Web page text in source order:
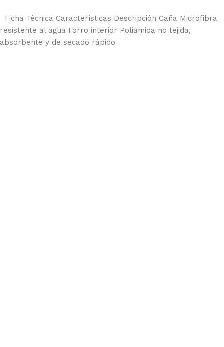
Ficha Técnica Características Descripción Caña Microfibra
resistente al agua Forro interior Poliamida no tejida,
absorbente y de secado rápido